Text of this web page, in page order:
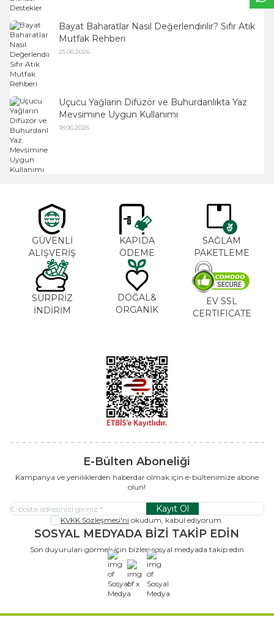
Bayat Baharatlar Nasıl Değerlendirilir? Sıfır Atık
Mutfak Rehberi
25.06.2026
Uçucu Yağların Difüzör ve Buhurdanlıkta Yaz
Mevsimine Uygun Kullanımı
18.06.2026
GÜVENLİ
ALIŞVERİŞ
KAPIDA
ÖDEME
SAĞLAM
PAKETLEME
SÜRPRİZ
İNDİRİM
DOĞAL&
ORGANİK
EV SSL
CERTIFICATE
E-Bülten Aboneliği
Kampanya ve yeniliklerden haberdar olmak için e-bültenimize abone
olun!
Kayıt Ol
KVKK Sözleşmesi'ni okudum, kabul ediyorum.
SOSYAL MEDYADA BİZİ TAKİP EDİN
Son duyuruları görmek için bizleri sosyal medyada takip edin
x